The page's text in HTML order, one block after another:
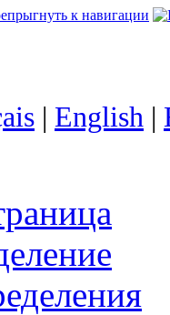
к навигации
| English |